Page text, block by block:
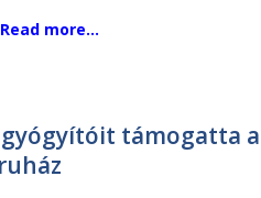
Read more…
támogatta a